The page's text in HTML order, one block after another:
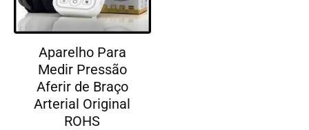
Aparelho Para
Medir Pressão
Aferir de Braço
Arterial Original
ROHS